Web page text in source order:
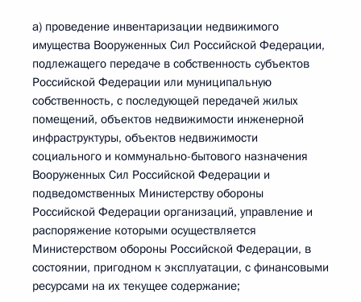
а) проведение инвентаризации недвижимого
имущества Вооруженных Сил Российской Федерации,
подлежащего передаче в собственность субъектов
Российской Федерации или муниципальную
собственность, с последующей передачей жилых
помещений, объектов недвижимости инженерной
инфраструктуры, объектов недвижимости
социального и коммунально-бытового назначения
Вооруженных Сил Российской Федерации и
подведомственных Министерству обороны
Российской Федерации организаций, управление и
распоряжение которыми осуществляется
Министерством обороны Российской Федерации, в
состоянии, пригодном к эксплуатации, с финансовыми
ресурсами на их текущее содержание;